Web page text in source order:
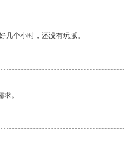
几个小时，还没有玩腻。
。